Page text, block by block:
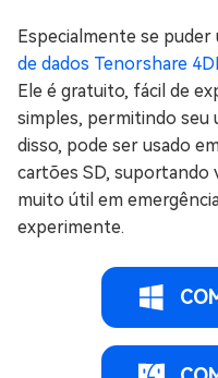
Especialmente se
de dados Tenorshare
Ele é gratuito, fácil de
simples, permitindo seu
disso, pode ser usado
cartões SD, suportando
muito útil em
experimente.